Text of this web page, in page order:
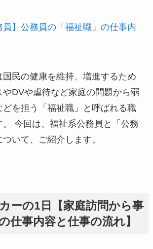
員】公務員の「福祉職」の仕事内
国民の健康を維持、増進するため
DVや虐待など家庭の問題から弱
を担う「福祉職」と呼ばれる職
。 今回は、福祉系公務員と「公務
いて、ご紹介します。
ーの1日【家庭訪問から事
仕事内容と仕事の流れ】